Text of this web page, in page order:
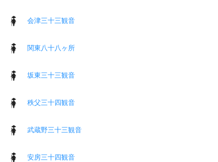
会津三十三観音
関東八十八ヶ所
坂東三十三観音
秩父三十四観音
武蔵野三十三観音
安房三十四観音